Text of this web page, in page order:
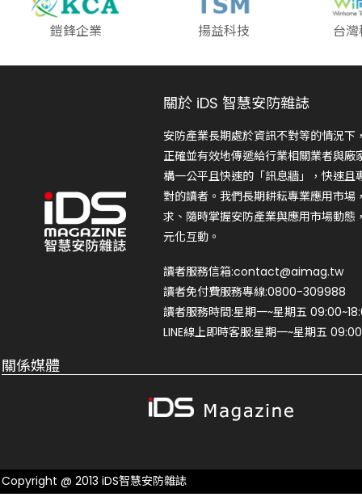
鎧鋒企業 揚益科技 台
關於 iDS 智慧安防雜誌
安防產業長期處於資訊不對等的情況
正確並有效地傳遞給行業相關業者與
構一公平且快速的「訊息牆」，快速
對的讀者。我們長期耕耘專業應用市場
求、隨時掌握安防產業與應用市場動態
元化互動。
讀者服務信箱:contact@aimag.tw
讀者免付費服務專線:0800-309988
讀者服務時間:星期一~星期五
LINE線上即時客服:星期一~星期五
關係媒體
Copyright @ 2013 iDS智慧安防雜誌